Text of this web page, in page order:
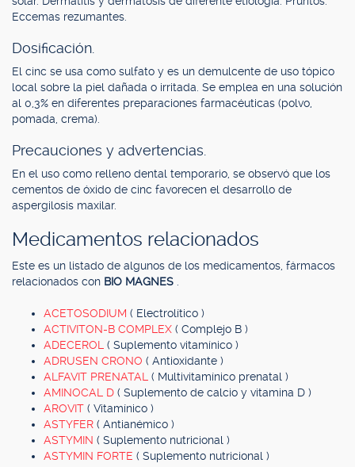
Eccemas rezumantes.
Dosificación.
El cinc se usa como sulfato y es un demulcente de uso tópico
local sobre la piel dañada o irritada. Se emplea en una solución
al 0,3% en diferentes preparaciones farmacéuticas (polvo,
pomada, crema).
Precauciones y advertencias.
En el uso como relleno dental temporario, se observó que los
cementos de óxido de cinc favorecen el desarrollo de
aspergilosis maxilar.
Medicamentos relacionados
Este es un listado de algunos de los medicamentos, fármacos
relacionados con BIO MAGNES
ACETOSODIUM ( Electrolítico )
ACTIVITON-B COMPLEX ( Complejo B )
ADECEROL ( Suplemento vitamínico )
ADRUSEN CRONO ( Antioxidante )
ALFAVIT PRENATAL ( Multivitamínico prenatal )
AMINOCAL D ( Suplemento de calcio y vitamina D )
AROVIT ( Vitamínico )
ASTYFER ( Antianémico )
ASTYMIN ( Suplemento nutricional )
ASTYMIN FORTE ( Suplemento nutricional )